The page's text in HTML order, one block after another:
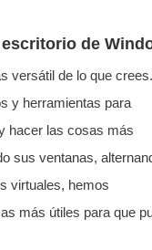
de
versátil de lo que crees.
y herramientas para
hacer las cosas más
sus ventanas,
virtuales, hemos
más útiles para que